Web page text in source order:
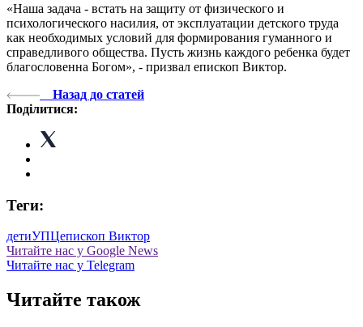
«Наша задача - встать на защиту от физического и
психологического насилия, от эксплуатации детского труда
как необходимых условий для формирования гуманного и
справедливого общества. Пусть жизнь каждого ребенка будет
благословенна Богом», - призвал епископ Виктор.
Назад до статей
Поділитися:
Теги:
детиУПЦепископ Виктор
Читайте нас у Google News
Читайте нас у Telegram
Читайте також